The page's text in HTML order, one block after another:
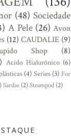
(48) Sociedade
A Pele (26) Avon
(12) CAUDALIE (9)
Shop
(8)
Acido Hialurónico (6)
(4) Series (3) For
Sardas (2)Steampod (2)